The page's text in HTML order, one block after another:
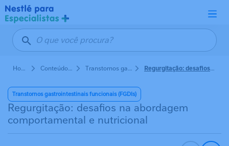
Pular para o conteúdo principal
Home Conteúdos de Nutrição em Pediatria Transtornos gastrointestinais funcionais (FGDIs) Regurgitação: desafios na abordagem comportamental e nutricional
Transtornos gastrointestinais funcionais (FGDIs)
Regurgitação: desafios na abordagem
comportamental e nutricional